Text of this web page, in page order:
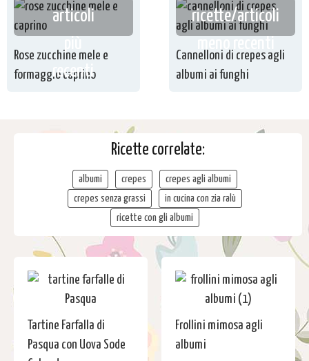
articoli
recenti
Rose zucchine mele e
formaggio caprino
ricette/articoli
Cannelloni di crepes agli
albumi ai funghi
Ricette correlate:
albumi crepes
crepes agli albumi
crepes senza grassi
in cucina con zia ralù
ricette con gli albumi
Tartine Farfalla di
Pasqua con Uova Sode
Frollini mimosa agli
albumi